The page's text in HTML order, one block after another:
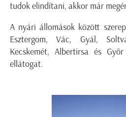
tudok elindítani, akkor már
A nyári állomások között
Esztergom, Vác, Gyál,
Kecskemét, Albertirsa és
ellátogat.